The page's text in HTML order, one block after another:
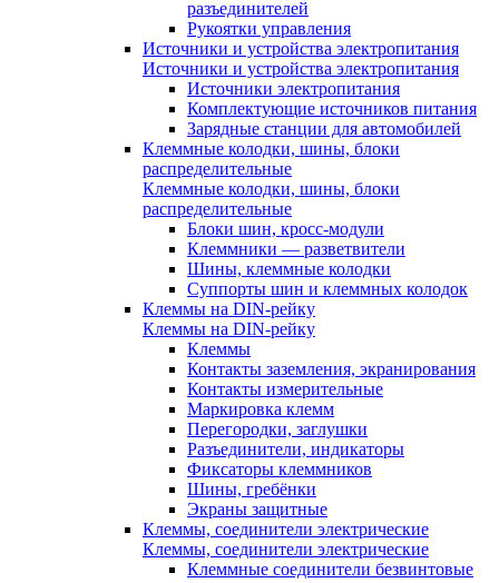
разъединителей
Рукоятки управления
Источники и устройства электропитания
Источники и устройства электропитания
Источники электропитания
Комплектующие источников питания
Зарядные станции для автомобилей
Клеммные колодки, шины, блоки
распределительные
Клеммные колодки, шины, блоки
распределительные
Блоки шин, кросс-модули
Клеммники — разветвители
Шины, клеммные колодки
Суппорты шин и клеммных колодок
Клеммы на DIN-рейку
Клеммы на DIN-рейку
Клеммы
Контакты заземления, экранирования
Контакты измерительные
Маркировка клемм
Перегородки, заглушки
Разъединители, индикаторы
Фиксаторы клеммников
Шины, гребёнки
Экраны защитные
Клеммы, соединители электрические
Клеммы, соединители электрические
Клеммные соединители безвинтовые